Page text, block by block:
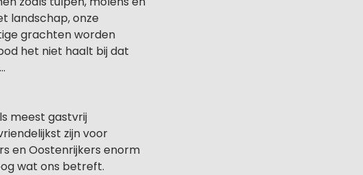
landschap, onze
grachten worden
het niet haalt bij dat
meest gastvrij
zijn voor
en Oostenrijkers enorm
wat ons betreft.